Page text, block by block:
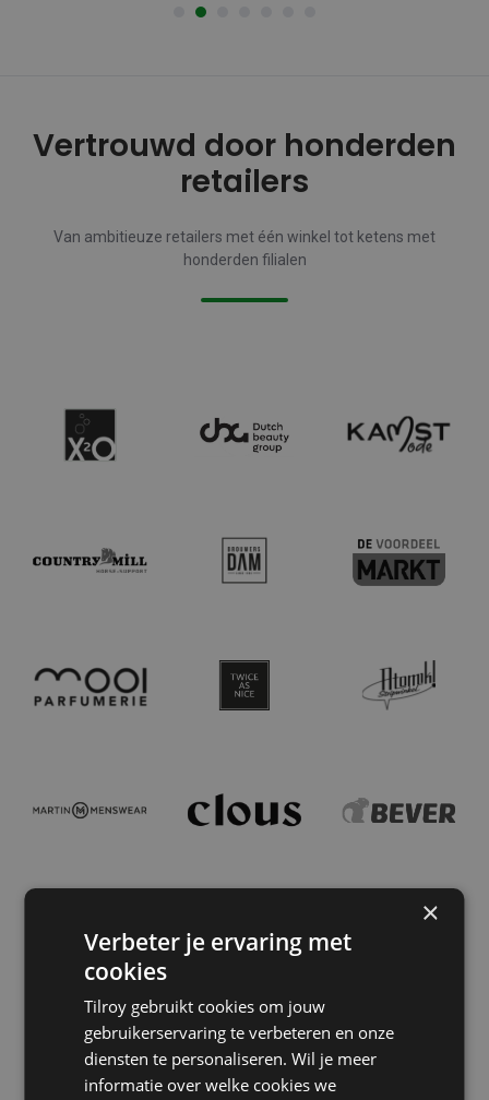
Vertrouwd door honderden
retailers
Van ambitieuze retailers met één winkel tot ketens met
honderden filialen
×
Verbeter je ervaring met
cookies
Tilroy gebruikt cookies om jouw
gebruikerservaring te verbeteren en onze
diensten te personaliseren. Wil je meer
informatie over welke cookies we